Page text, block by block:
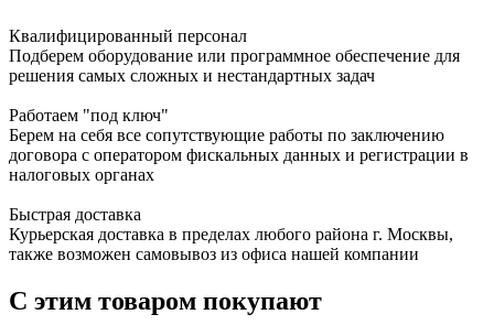
Квалифицированный персонал
Подберем оборудование или программное обеспечение для
решения самых сложных и нестандартных задач
Работаем "под ключ"
Берем на себя все сопутствующие работы по заключению
договора с оператором фискальных данных и регистрации в
налоговых органах
Быстрая доставка
Курьерская доставка в пределах любого района г. Москвы,
также возможен самовывоз из офиса нашей компании
С этим товаром покупают